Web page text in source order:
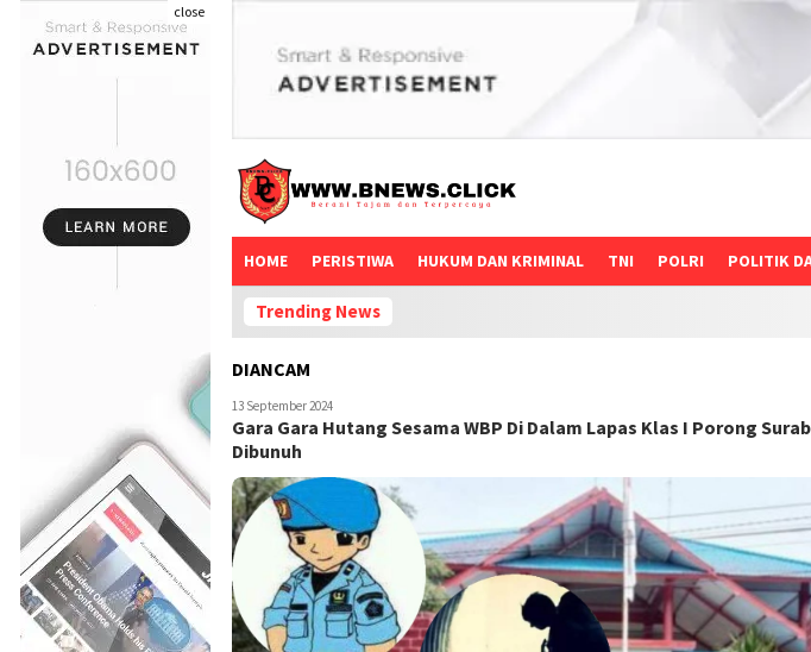
close
HOME PERISTIWA HUKUM DAN KRIMINAL TNI POLRI POLITIK
Trending News
DIANCAM
13 September 2024
Gara Gara Hutang Sesama WBP Di Dalam Lapas Klas I Porong
Dibunuh